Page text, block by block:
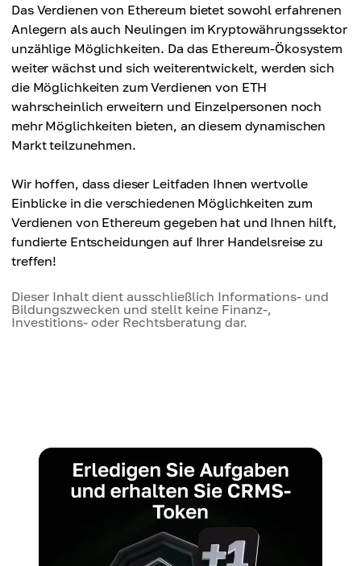
Das Verdienen von Ethereum bietet sowohl erfahrenen
Anlegern als auch Neulingen im Kryptowährungssektor
unzählige Möglichkeiten. Da das Ethereum-Ökosystem
weiter wächst und sich weiterentwickelt, werden sich
die Möglichkeiten zum Verdienen von ETH
wahrscheinlich erweitern und Einzelpersonen noch
mehr Möglichkeiten bieten, an diesem dynamischen
Markt teilzunehmen.
Wir hoffen, dass dieser Leitfaden Ihnen wertvolle
Einblicke in die verschiedenen Möglichkeiten zum
Verdienen von Ethereum gegeben hat und Ihnen hilft,
fundierte Entscheidungen auf Ihrer Handelsreise zu
treffen!
Dieser Inhalt dient ausschließlich Informations- und
Bildungszwecken und stellt keine Finanz-,
Investitions- oder Rechtsberatung dar.